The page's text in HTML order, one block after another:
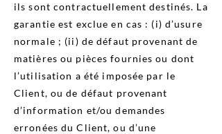
ils sont contractuellement destinés. La
garantie est exclue en cas : (i) d’usure
normale ; (ii) de défaut provenant de
matières ou pièces fournies ou dont
l’utilisation a été imposée par le
Client, ou de défaut provenant
d’information et/ou demandes
erronées du Client, ou d’une